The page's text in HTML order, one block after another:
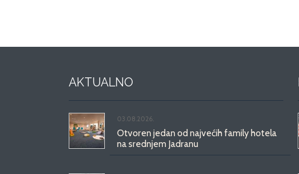
AKTUALNO
03.08.2026.
Otvoren jedan od najvećih family hotela
na srednjem Jadranu